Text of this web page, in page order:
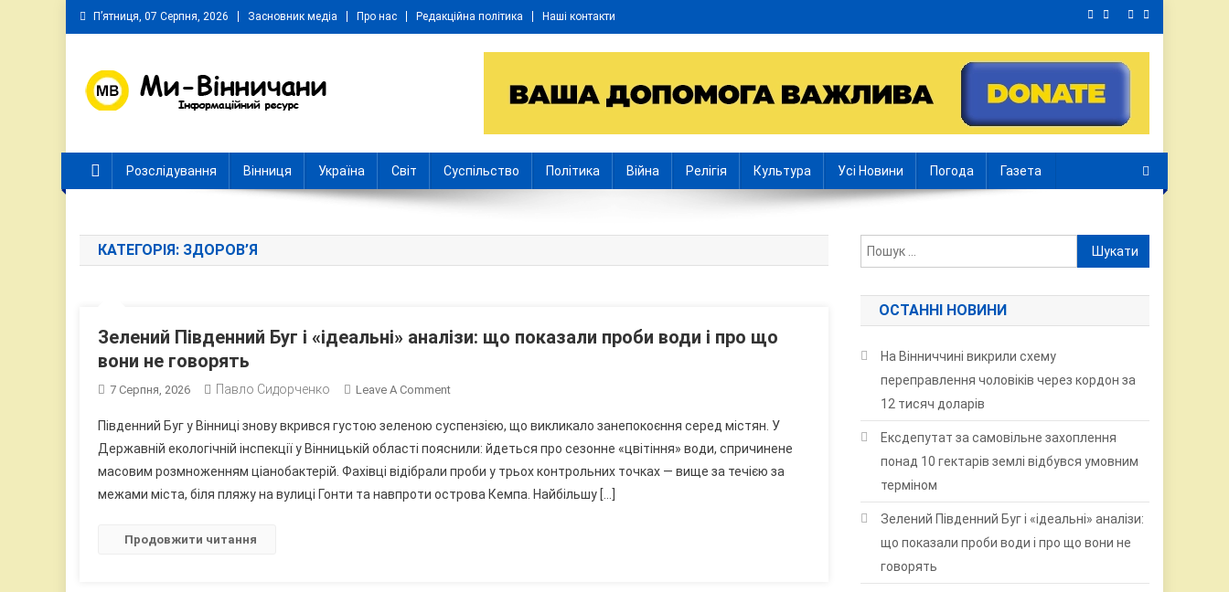
Skip
to
П’ятниця, 07 Серпня, 2026 Засновник медіа Про нас Редакційна політика Наші контакти
Розслідування Вінниця Україна Світ Суспільство Політика Війна Релігія Культура Усі Новини Погода Газета
КАТЕГОРІЯ: ЗДОРОВ’Я
Зелений Південний Буг і «ідеальні» аналізи: що показали проби води і про що
вони не говорять
7 Серпня, 2026 Павло Сидорченко Leave A CommentOn
Південний
Буг
І
«ідеальні»
Південний Буг у Вінниці знову вкрився густою зеленою суспензією, що викликало занепокоєння серед містян. У
Державній екологічній інспекції у Вінницькій області пояснили: йдеться про сезонне «цвітіння» води, спричинене
масовим розмноженням ціанобактерій. Фахівці відібрали проби у трьох контрольних точках — вище за течією за
межами міста, біля пляжу на вулиці Гонти та навпроти острова Кемпа. Найбільшу […]
Продовжити читання
Пошук:
ОСТАННІ НОВИНИ
На Вінниччині викрили схему
переправлення чоловіків через кордон за
12 тисяч доларів
Ексдепутат за самовільне захоплення
понад 10 гектарів землі відбувся умовним
терміном
Зелений Південний Буг і «ідеальні» аналізи:
що показали проби води і про що вони не
говорять